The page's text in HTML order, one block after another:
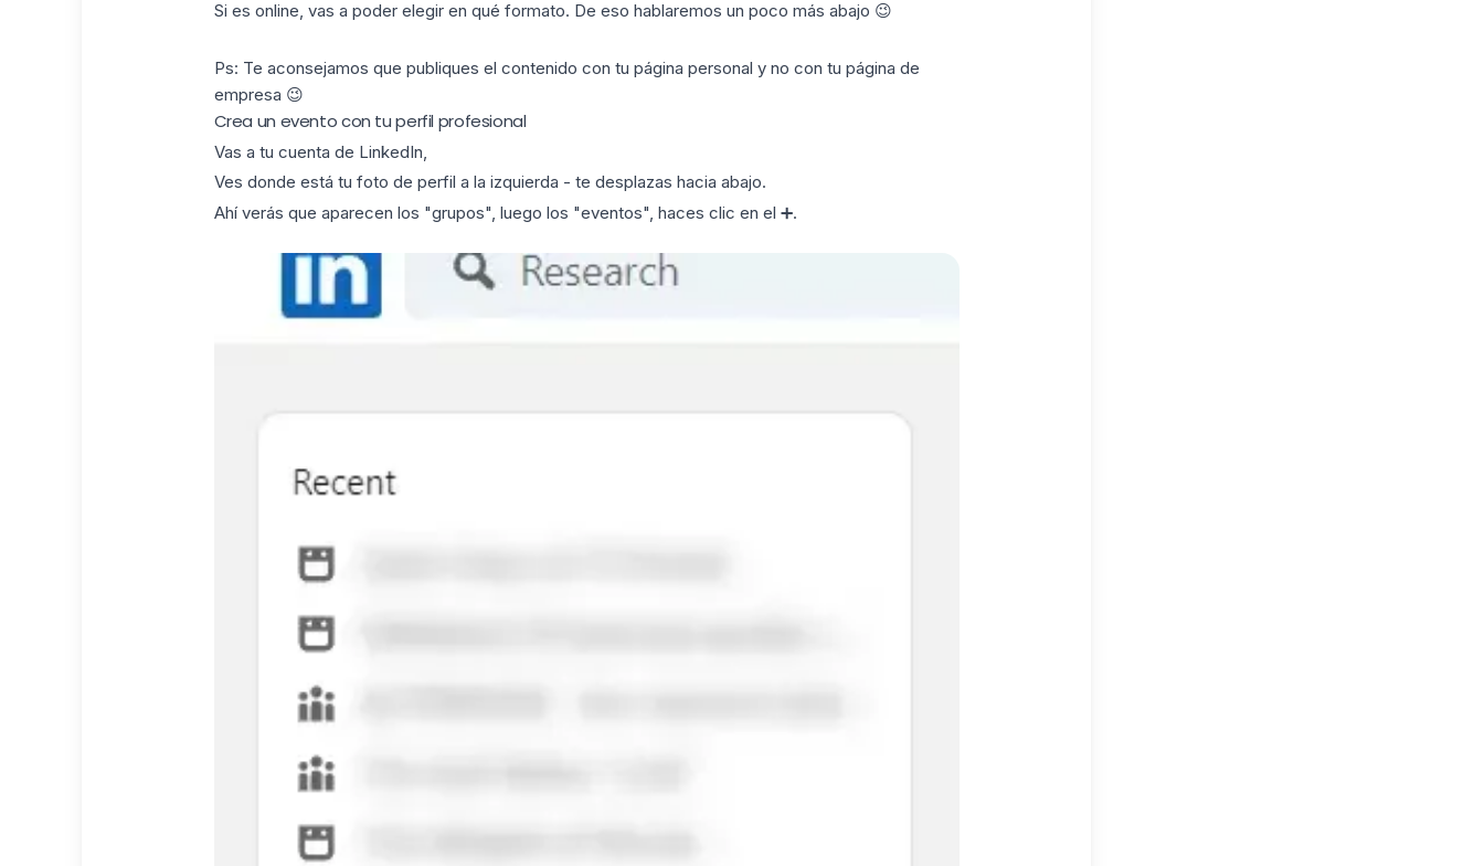
Si es online, vas a poder elegir en qué formato. De eso hablaremos un poco más abajo 😉
Ps: Te aconsejamos que publiques el contenido con tu página personal y no con tu página de
empresa 😉
Crea un evento con tu perfil profesional
Vas a tu cuenta de LinkedIn,
Ves donde está tu foto de perfil a la izquierda - te desplazas hacia abajo.
Ahí verás que aparecen los "grupos", luego los "eventos", haces clic en el ➕.